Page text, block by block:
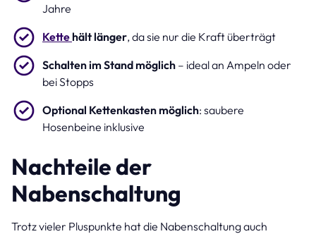
Jahre
Kette hält länger, da sie nur die Kraft überträgt
Schalten im Stand möglich – ideal an Ampeln oder
bei Stopps
Optional Kettenkasten möglich: saubere
Hosenbeine inklusive
Nachteile der
Nabenschaltung
Trotz vieler Pluspunkte hat die Nabenschaltung auch